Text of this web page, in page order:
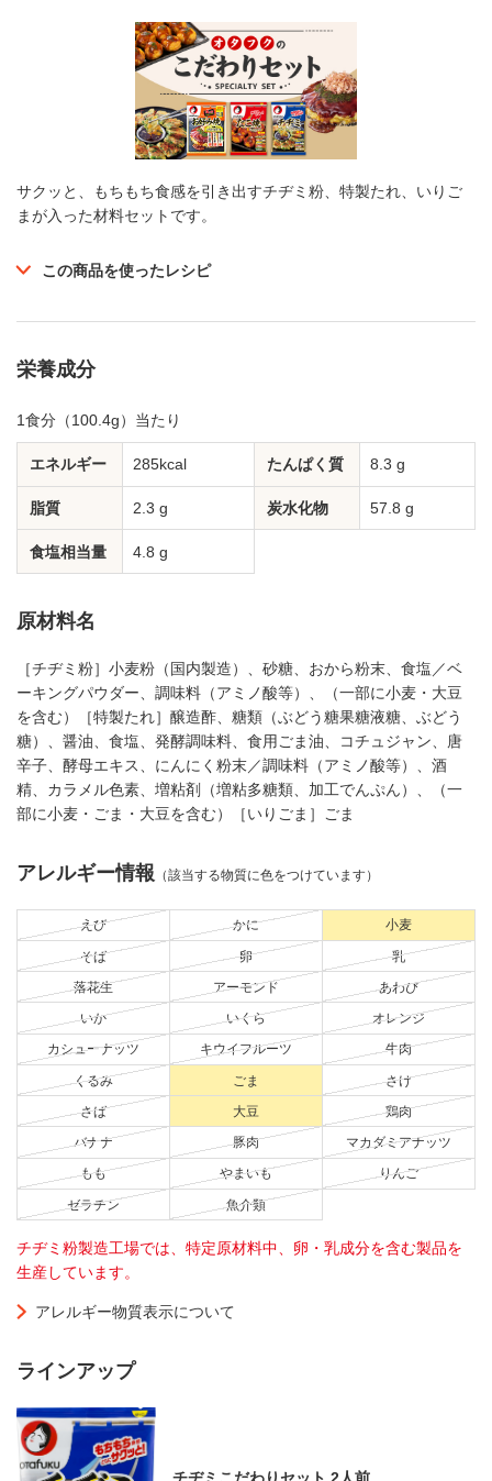
サクッと、もちもち食感を引き出すチヂミ粉、特製たれ、いりご
まが入った材料セットです。
この商品を使ったレシピ
栄養成分
1食分（100.4g）当たり
エネルギー 285kcal たんぱく質 8.3 g
脂質 2.3 g 炭水化物 57.8 g
食塩相当量 4.8 g
原材料名
［チヂミ粉］小麦粉（国内製造）、砂糖、おから粉末、食塩／ベ
ーキングパウダー、調味料（アミノ酸等）、（一部に小麦・大豆
を含む）［特製たれ］醸造酢、糖類（ぶどう糖果糖液糖、ぶどう
糖）、醤油、食塩、発酵調味料、食用ごま油、コチュジャン、唐
辛子、酵母エキス、にんにく粉末／調味料（アミノ酸等）、酒
精、カラメル色素、増粘剤（増粘多糖類、加工でんぷん）、（一
部に小麦・ごま・大豆を含む）［いりごま］ごま
アレルギー情報 （該当する物質に色をつけています）
えび かに 小麦
そば 卵 乳
落花生 アーモンド あわび
いか いくら オレンジ
カシューナッツ キウイフルーツ 牛肉
くるみ ごま さけ
さば 大豆 鶏肉
バナナ 豚肉 マカダミアナッツ
もも やまいも りんご
ゼラチン 魚介類
チヂミ粉製造工場では、特定原材料中、卵・乳成分を含む製品を
生産しています。
アレルギー物質表示について
ラインアップ
チヂミこだわりセット 2人前